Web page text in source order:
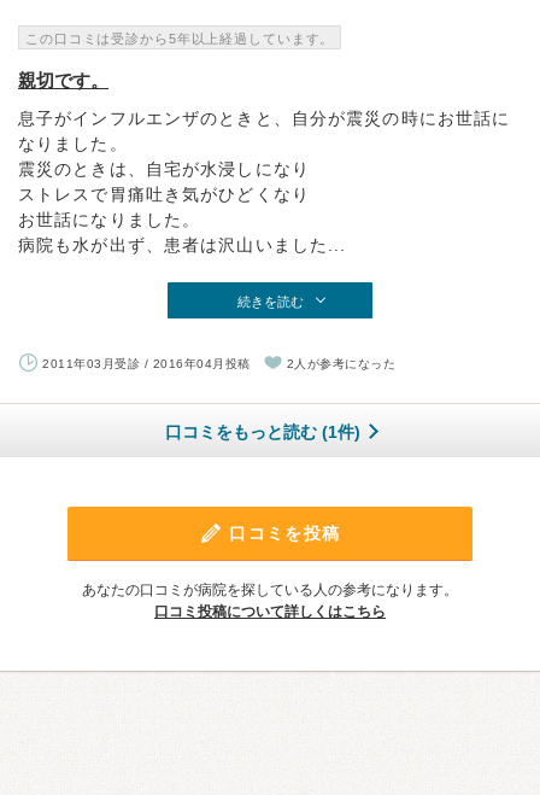
この口コミは受診から5年以上経過しています。
親切です。
息子がインフルエンザのときと、自分が震災の時にお世話に
なりました。
震災のときは、自宅が水浸しになり
ストレスで胃痛吐き気がひどくなり
お世話になりました。
病院も水が出ず、患者は沢山いました...
続きを読む
2011年03月受診 / 2016年04月投稿 2人が参考になった
口コミをもっと読む (1件)
口コミを投稿
あなたの口コミが病院を探している人の参考になります。
口コミ投稿について詳しくはこちら